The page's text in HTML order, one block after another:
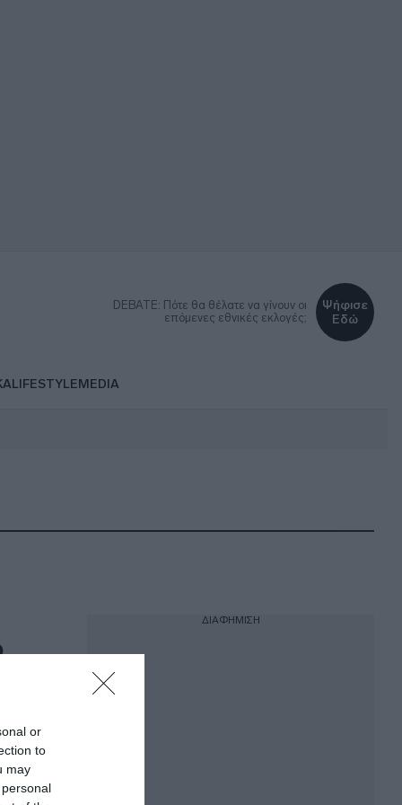
or
to
may
DEBATE: Πότε θα θέλατε να γίνουν οι
επόμενες εθνικές εκλογές;
Ψήφισε
Εδώ
LIFESTYLEMEDIA
ΔΙΑΦΗΜΙΣΗ